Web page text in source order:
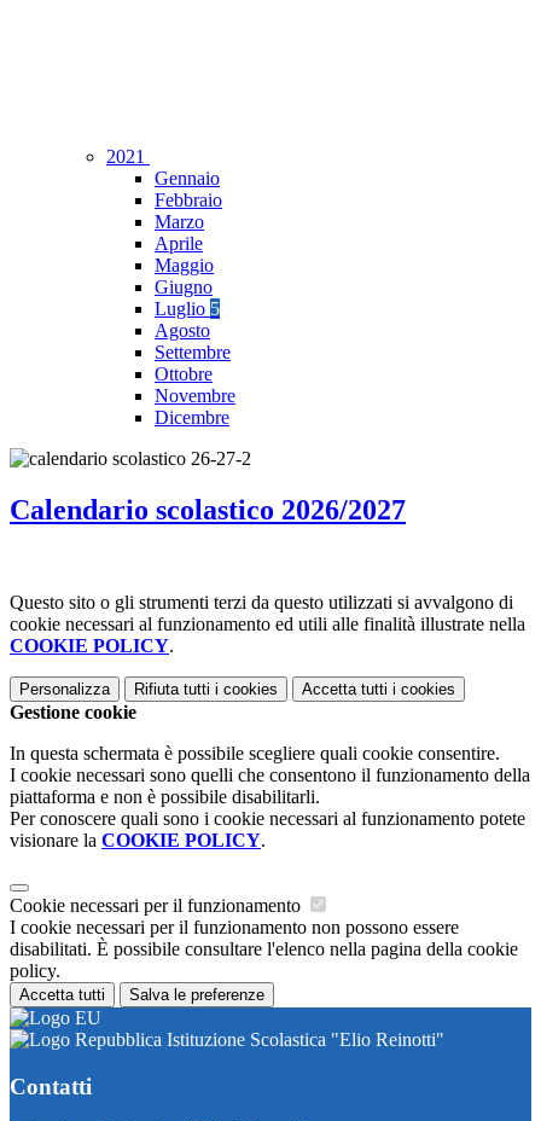
2021
Gennaio
Febbraio
Marzo
Aprile
Maggio
Giugno
Luglio 5
Agosto
Settembre
Ottobre
Novembre
Dicembre
Calendario scolastico 2026/2027
Questo sito o gli strumenti terzi da questo utilizzati si avvalgono di
cookie necessari al funzionamento ed utili alle finalità illustrate nella
COOKIE POLICY.
Personalizza Rifiuta tutti i cookies Accetta tutti i cookies
Gestione cookie
In questa schermata è possibile scegliere quali cookie consentire.
I cookie necessari sono quelli che consentono il funzionamento della
piattaforma e non è possibile disabilitarli.
Per conoscere quali sono i cookie necessari al funzionamento potete
visionare la COOKIE POLICY.
Cookie necessari per il funzionamento
I cookie necessari per il funzionamento non possono essere
disabilitati. È possibile consultare l'elenco nella pagina della cookie
policy.
Accetta tutti Salva le preferenze
Istituzione Scolastica "Elio Reinotti"
Contatti